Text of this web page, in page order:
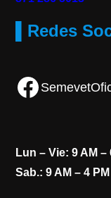
▌Redes
Facebook
Lun – Vie: 9 AM –
Sab.: 9 AM – 4 PM